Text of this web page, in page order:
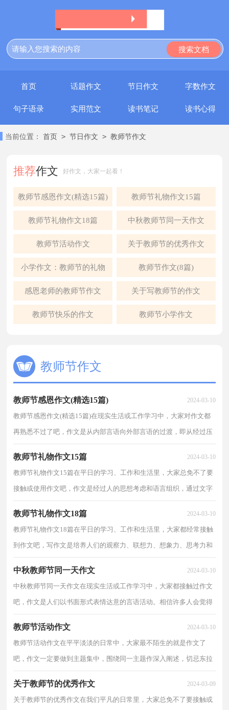
首页 话题作文 节日作文 字数作文
句子语录 实用范文 读书笔记 读书心得
当前位置： 首页 > 节日作文 > 教师节作文
推荐作文 好作文，大家一起看！
教师节感恩作文(精选15篇) 教师节礼物作文15篇
教师节礼物作文18篇 中秋教师节同一天作文
教师节活动作文 关于教师节的优秀作文
小学作文：教师节的礼物 教师节作文(8篇)
感恩老师的教师节作文 关于写教师节的作文
教师节快乐的作文 教师节小学作文
教师节作文
教师节感恩作文(精选15篇) 2024-03-10
教师节感恩作文(精选15篇)在现实生活或工作学习中，大家对作文都
再熟悉不过了吧，作文是从内部言语向外部言语的过渡，即从经过压
教师节礼物作文15篇 2024-03-10
教师节礼物作文15篇在平日的学习、工作和生活里，大家总免不了要
接触或使用作文吧，作文是经过人的思想考虑和语言组织，通过文字
教师节礼物作文18篇 2024-03-10
教师节礼物作文18篇在平日的学习、工作和生活里，大家都经常接触
到作文吧，写作文是培养人们的观察力、联想力、想象力、思考力和
中秋教师节同一天作文 2024-03-10
中秋教师节同一天作文在现实生活或工作学习中，大家都接触过作文
吧，作文是人们以书面形式表情达意的言语活动。相信许多人会觉得
教师节活动作文 2024-03-10
教师节活动作文在平平淡淡的日常中，大家最不陌生的就是作文了
吧，作文一定要做到主题集中，围绕同一主题作深入阐述，切忌东拉
关于教师节的优秀作文 2024-03-09
关于教师节的优秀作文在我们平凡的日常里，大家总免不了要接触或